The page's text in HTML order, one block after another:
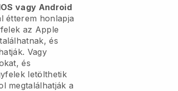
vagy Android
étterem honlapja
az Apple
és
Vagy
és
letölthetik
megtalálhatják a